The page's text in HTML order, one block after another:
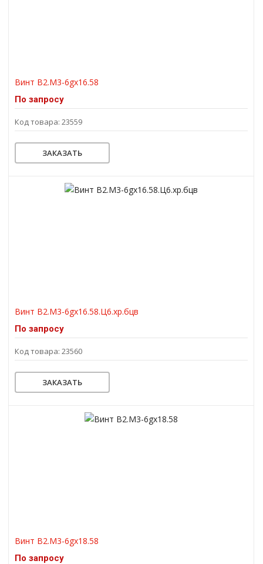
Винт В2.М3-6gх16.58
По запросу
Код товара: 23559
ЗАКАЗАТЬ
Винт В2.М3-6gх16.58.Ц6.хр.бцв
По запросу
Код товара: 23560
ЗАКАЗАТЬ
Винт В2.М3-6gх18.58
По запросу